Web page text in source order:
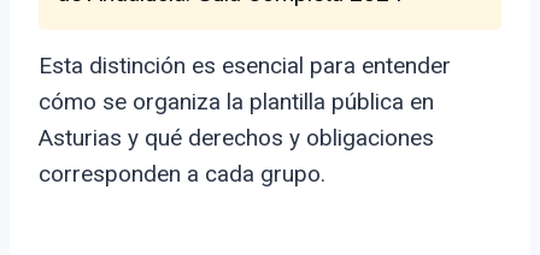
Esta distinción es esencial para entender
cómo se organiza la plantilla pública en
Asturias y qué derechos y obligaciones
corresponden a cada grupo.